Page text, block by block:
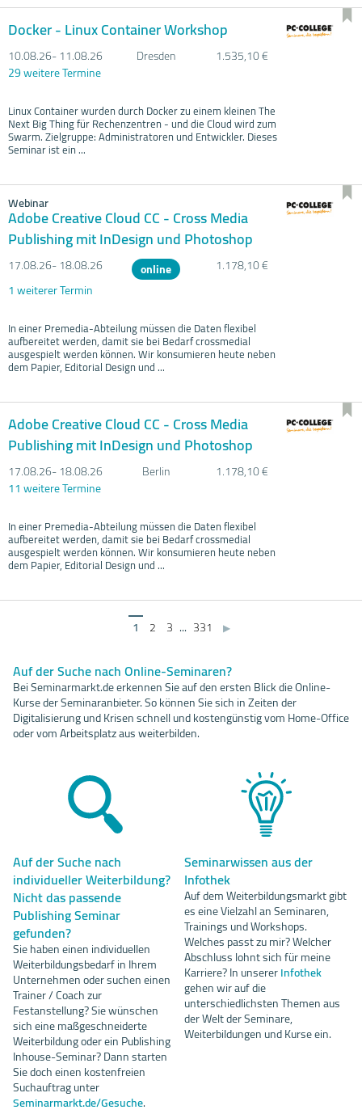
Docker - Linux Container Workshop
10.08.26- 11.08.26 Dresden
1.535,10 €
29 weitere Termine
Linux Container wurden durch Docker zu einem kleinen The
Next Big Thing für Rechenzentren - und die Cloud wird zum
Swarm. Zielgruppe: Administratoren und Entwickler. Dieses
Seminar ist ein ...
Webinar
Adobe Creative Cloud CC - Cross Media
Publishing mit InDesign und Photoshop
17.08.26- 18.08.26 online
1.178,10 €
1 weiterer Termin
In einer Premedia-Abteilung müssen die Daten flexibel
aufbereitet werden, damit sie bei Bedarf crossmedial
ausgespielt werden können. Wir konsumieren heute neben
dem Papier, Editorial Design und ...
Adobe Creative Cloud CC - Cross Media
Publishing mit InDesign und Photoshop
17.08.26- 18.08.26 Berlin
1.178,10 €
11 weitere Termine
In einer Premedia-Abteilung müssen die Daten flexibel
aufbereitet werden, damit sie bei Bedarf crossmedial
ausgespielt werden können. Wir konsumieren heute neben
dem Papier, Editorial Design und ...
1 2 3 ... 331 ▶
Auf der Suche nach Online-Seminaren?
Bei Seminarmarkt.de erkennen Sie auf den ersten Blick die Online-
Kurse der Seminaranbieter. So können Sie sich in Zeiten der
Digitalisierung und Krisen schnell und kostengünstig vom Home-Office
oder vom Arbeitsplatz aus weiterbilden.
Auf der Suche nach
individueller Weiterbildung?
Nicht das passende
Publishing Seminar
gefunden?
Sie haben einen individuellen
Weiterbildungsbedarf in Ihrem
Unternehmen oder suchen einen
Trainer / Coach zur
Festanstellung? Sie wünschen
sich eine maßgeschneiderte
Weiterbildung oder ein Publishing
Inhouse-Seminar? Dann starten
Sie doch einen kostenfreien
Suchauftrag unter
Seminarmarkt.de/Gesuche.
Seminarwissen aus der
Infothek
Auf dem Weiterbildungsmarkt gibt
es eine Vielzahl an Seminaren,
Trainings und Workshops.
Welches passt zu mir? Welcher
Abschluss lohnt sich für meine
Karriere? In unsererInfothek
gehen wir auf die
unterschiedlichsten Themen aus
der Welt der Seminare,
Weiterbildungen und Kurse ein.